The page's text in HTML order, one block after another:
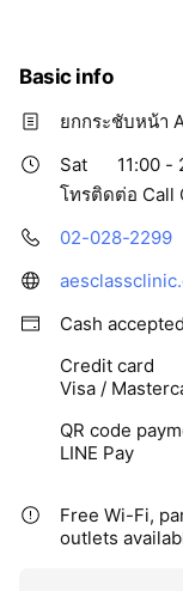
Basic info
ยกกระชับหน้า
Sat
11:00 -
โทรติดต่อ Call
02-028-2299
Cash accepted
Credit card
Visa /
QR code
LINE Pay
Free Wi-Fi,
outlets